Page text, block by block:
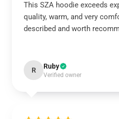
This SZA hoodie exceeds
quality, warm, and very
described and worth
R Ruby
Verified owner